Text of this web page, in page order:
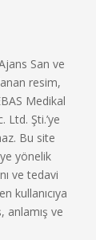
San ve
resim,
Medikal
Ltd. Şti.’ye
Bu site
yönelik
ve tedavi
kullanıcıya
anlamış ve